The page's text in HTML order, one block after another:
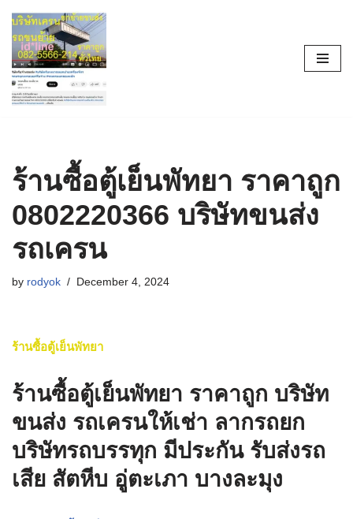
Skip
to
content
ร้านซื้อตู้เย็นพัทยา ราคาถูก
0802220366 บริษัทขนส่ง
รถเครน
by rodyok December 4, 2024
ร้านซื้อตู้เย็นพัทยา
ร้านซื้อตู้เย็นพัทยา ราคาถูก บริษัท
ขนส่ง รถเครนให้เช่า ลากรถยก
บริษัทรถบรรทุก มีประกัน รับส่งรถ
เสีย สัตหีบ อู่ตะเภา บางละมุง